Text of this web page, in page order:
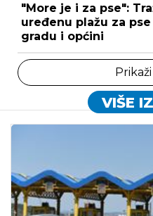
"More je i za pse":
uređenu plažu za
gradu i općini
VIŠE